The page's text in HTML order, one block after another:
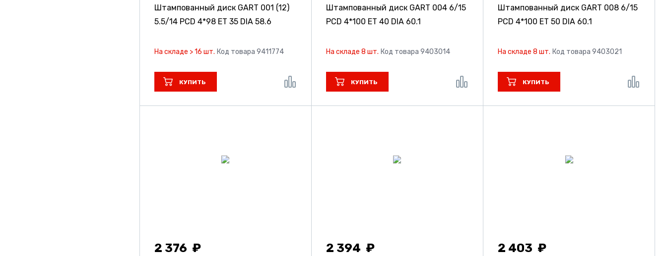
Штампованный диск GART 001 (12)
5.5/14 PCD 4*98 ET 35 DIA 58.6
На складе > 16 шт. Код товара 9411774
КУПИТЬ
Штампованный диск GART 004 6/15
PCD 4*100 ET 40 DIA 60.1
На складе 8 шт. Код товара 9403014
КУПИТЬ
Штампованный диск GART 008 6/15
PCD 4*100 ET 50 DIA 60.1
На складе 8 шт. Код товара 9403021
КУПИТЬ
2 376 2 394 2 403